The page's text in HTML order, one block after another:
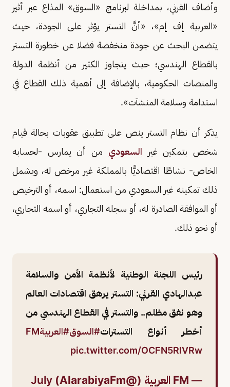
وأضاف القرني، بمداخلة لبرنامج «السوق» المذاع عبر أثير
«العربية إف إم»، «أنَّ التستر يؤثر على الجودة، حيث
يتضمن البحث عن جودة منخفضة فضلا عن خطورة التستر
بالقطاع الهندسي؛ حيث يتجاوز الكثير من أنظمة الدولة
والمنصات الحكومية، بالإضافة إلى أهمية ذلك القطاع في
استدامة وسلامة المنشآت».
يذكر أن نظام التستر ينص على تطبيق عقوبات بحالة قيام
شخص بتمكين غير السعودي من أن يمارس -لحسابه
الخاص- نشاطًا اقتصاديًّا بالمملكة غير مرخص له، ويشمل
ذلك تمكينه غير السعودي من استعمال: اسمه، أو الترخيص
أو الموافقة الصادرة له، أو سجله التجاري، أو اسمه التجاري،
أو نحو ذلك.
رئيس اللجنة الوطنية لأنظمة الأمن والسلامة
عبدالهادي القرني: التستر يرهق اقتصادات العالم
وهو نفق مظلم.. والتستر في القطاع الهندسي من
أخطر أنواع التسترات#السوق#العربيةFM
pic.twitter.com/OCFN5RIVRw
— FM العربية (@AlarabiyaFm)
July